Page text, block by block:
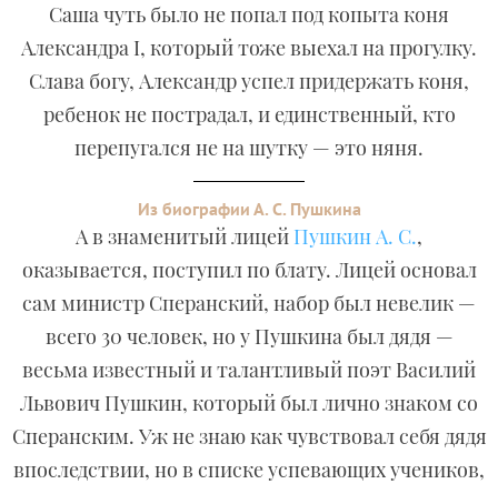
Саша чуть было не попал под копыта коня
Александра I, который тоже выехал на прогулку.
Слава богу, Александр успел придержать коня,
ребенок не пострадал, и единственный, кто
перепугался не на шутку — это няня.
Из биографии А. С. Пушкина
А в знаменитый лицей Пушкин А. С.,
оказывается, поступил по блату. Лицей основал
сам министр Сперанский, набор был невелик —
всего 30 человек, но у Пушкина был дядя —
весьма известный и талантливый поэт Василий
Львович Пушкин, который был лично знаком со
Сперанским. Уж не знаю как чувствовал себя дядя
впоследствии, но в списке успевающих учеников,